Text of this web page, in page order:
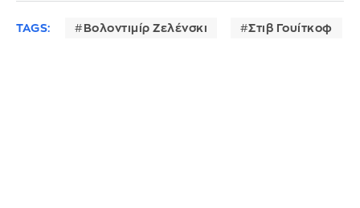
TAGS: Βολοντιμίρ Ζελένσκι Στιβ Γουίτκοφ